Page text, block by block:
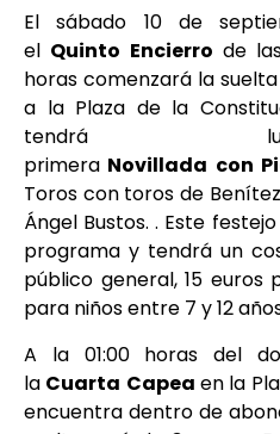
El sábado 10 de
el Quinto Encierro de
horas comenzará la
a la Plaza de la
tendrá
primera Novillada con
Toros con toros de
Ángel Bustos. . Este
programa y tendrá un
público general, 15 euros
para niños entre 7 y 12
A la 01:00 horas del
la Cuarta Capea en la
encuentra dentro de